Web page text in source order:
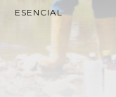
ESENCIAL